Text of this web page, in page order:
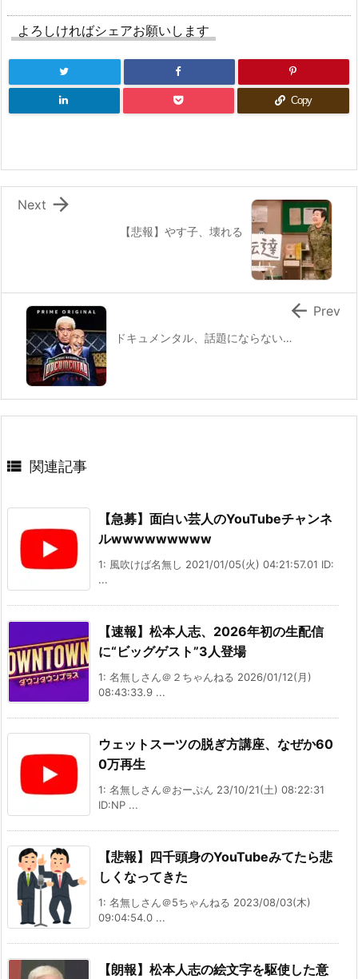
よろしければシェアお願いします
Copy
【悲報】やす子、壊れる

Next
ドキュメンタル、話題にならない…
 Prev
 関連記事
【急募】面白い芸人のYouTubeチャンネ
ルwwwwwwwww
1: 風吹けば名無し 2021/01/05(火) 04:21:57.01 ID:
...
【速報】松本人志、2026年初の生配信
に“ビッグゲスト”3人登場
1: 名無しさん＠２ちゃんねる 2026/01/12(月)
08:43:33.9 ...
ウェットスーツの脱ぎ方講座、なぜか60
0万再生
1: 名無しさん＠おーぷん 23/10/21(土) 08:22:31
ID:NP ...
【悲報】四千頭身のYouTubeみてたら悲
しくなってきた
1: 名無しさん＠5ちゃんねる 2023/08/03(木)
09:04:54.0 ...
【朗報】松本人志の絵文字を駆使した意